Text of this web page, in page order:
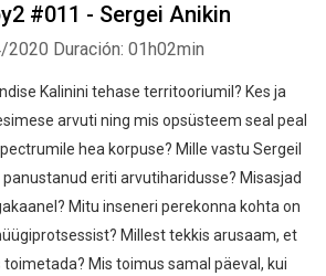
#011 - Sergei Anikin
2020 Duración: 01h02min
Kalinini tehase territooriumil? Kes ja
arvuti ning mis opsüsteem seal peal
hea korpuse? Mille vastu Sergeil
panustanud eriti arvutiharidusse? Misasjad
Mitu inseneri perekonna kohta on
Millest tekkis arusaam, et
Mis toimus samal päeval, kui